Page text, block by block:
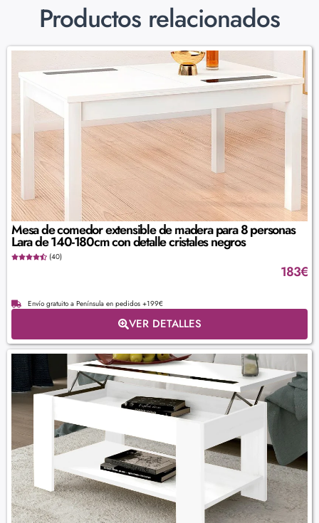
Productos relacionados
Mesa de comedor extensible de madera para 8 personas
Lara de 140-180cm con detalle cristales negros
(40)
183€
Envío gratuito a Península en pedidos +199€
VER DETALLES